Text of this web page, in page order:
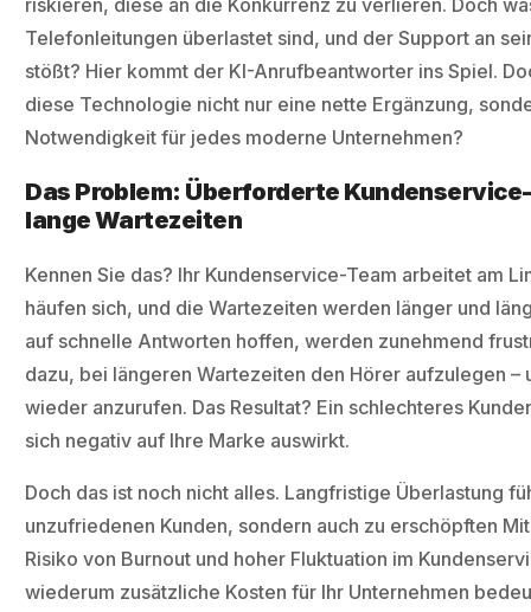
riskieren, diese an die Konkurrenz zu verlieren. Doch
Telefonleitungen überlastet sind, und der Support an
stößt? Hier kommt der KI-Anrufbeantworter ins Spiel.
diese Technologie nicht nur eine nette Ergänzung,
Notwendigkeit für jedes moderne Unternehmen?
Das Problem: Überforderte
lange Wartezeiten
Kennen Sie das? Ihr Kundenservice-Team arbeitet am
häufen sich, und die Wartezeiten werden länger und
auf schnelle Antworten hoffen, werden zunehmend
dazu, bei längeren Wartezeiten den Hörer aufzulegen –
wieder anzurufen. Das Resultat? Ein schlechteres
sich negativ auf Ihre Marke auswirkt.
Doch das ist noch nicht alles. Langfristige Überlastung
unzufriedenen Kunden, sondern auch zu erschöpften
Risiko von Burnout und hoher Fluktuation im
wiederum zusätzliche Kosten für Ihr Unternehmen